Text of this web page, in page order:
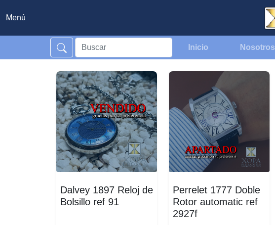
Menú
Inicio Nosotros
Dalvey 1897 Reloj de
Bolsillo ref 91
Perrelet 1777 Doble
Rotor automatic ref
2927f